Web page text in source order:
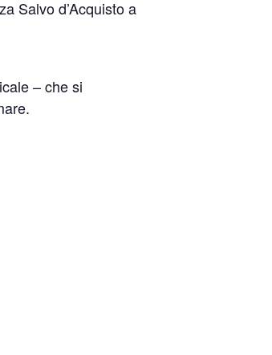
Salvo d’Acquisto a
– che si